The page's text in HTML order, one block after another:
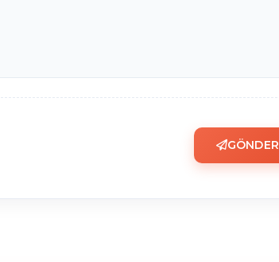
GÖNDER